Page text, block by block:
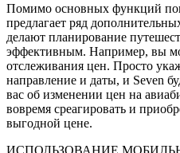
Помимо основных функций
предлагает ряд
делают планирование
эффективным. Например, вы
отслеживания цен. Просто
направление и даты, и Seven
вас об изменении цен на
вовремя среагировать и
выгодной цене.
ИСПОЛЬЗОВАНИЕ